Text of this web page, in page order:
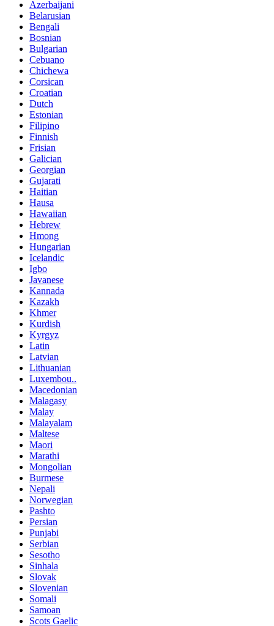
Azerbaijani
Belarusian
Bengali
Bosnian
Bulgarian
Cebuano
Chichewa
Corsican
Croatian
Dutch
Estonian
Filipino
Finnish
Frisian
Galician
Georgian
Gujarati
Haitian
Hausa
Hawaiian
Hebrew
Hmong
Hungarian
Icelandic
Igbo
Javanese
Kannada
Kazakh
Khmer
Kurdish
Kyrgyz
Latin
Latvian
Lithuanian
Luxembou..
Macedonian
Malagasy
Malay
Malayalam
Maltese
Maori
Marathi
Mongolian
Burmese
Nepali
Norwegian
Pashto
Persian
Punjabi
Serbian
Sesotho
Sinhala
Slovak
Slovenian
Somali
Samoan
Scots Gaelic